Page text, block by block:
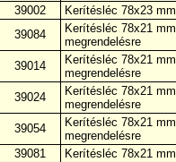
39002
Kerítésléc 78x23
39084
Kerítésléc 78x21
megrendelésre
39014
Kerítésléc 78x21
megrendelésre
39024
Kerítésléc 78x21
megrendelésre
39054
Kerítésléc 78x21
megrendelésre
39081
Kerítésléc 78x21